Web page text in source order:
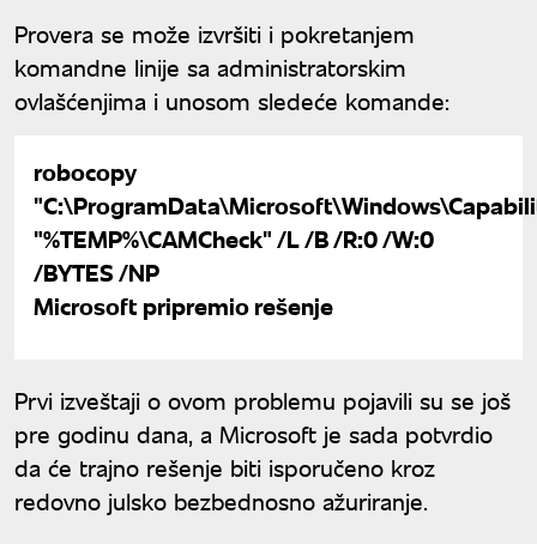
Provera se može izvršiti i pokretanjem
komandne linije sa administratorskim
ovlašćenjima i unosom sledeće komande:
robocopy
"%TEMP%\CAMCheck" /L /B /R:0 /W:0
/BYTES /NP
Microsoft pripremio rešenje
Prvi izveštaji o ovom problemu pojavili su se još
pre godinu dana, a Microsoft je sada potvrdio
da će trajno rešenje biti isporučeno kroz
redovno julsko bezbednosno ažuriranje.